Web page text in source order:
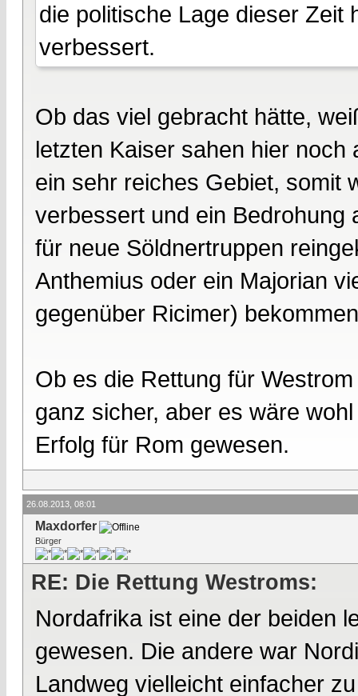
die politische Lage dieser Zeit
verbessert.
Ob das viel gebracht hätte,
letzten Kaiser sahen hier
ein sehr reiches Gebiet, somit
verbessert und ein Bedrohung
für neue Söldnertruppen
Anthemius oder ein Majorian
gegenüber Ricimer)
Ob es die Rettung für
ganz sicher, aber es wäre
Erfolg für Rom gewesen.
26.08.2013, 08:01
Maxdorfer
Bürger
RE: Die Rettung Westroms:
Nordafrika ist eine der beiden
gewesen. Die andere war
Landweg vielleicht einfacher